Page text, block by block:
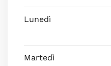
Lunedì
Martedì